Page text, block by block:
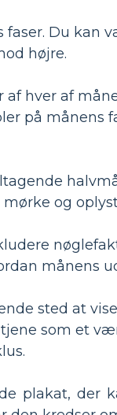
Du kan
højre.
hver af
på månens
og
månens
sted at
som et
plakat, der